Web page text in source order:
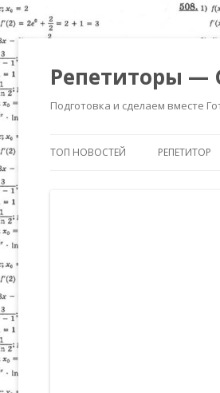
Репетиторы —
Подготовка и сделаем вместе
ТОП НОВОСТЕЙ РЕПЕТИТОР